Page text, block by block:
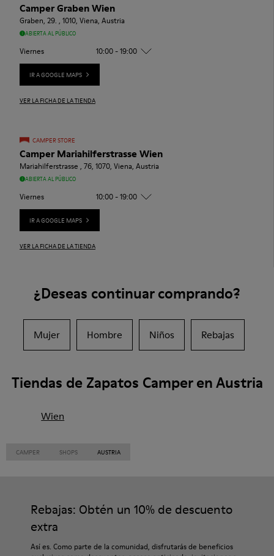
Camper Graben Wien
Graben, 29. , 1010, Viena, Austria
ABIERTA AL PÚBLICO
Viernes 10:00 - 19:00
IR A GOOGLE MAPS
VER LA FICHA DE LA TIENDA
CAMPER STORE
Camper Mariahilferstrasse Wien
Mariahilferstrasse , 76, 1070, Viena, Austria
ABIERTA AL PÚBLICO
Viernes 10:00 - 19:00
IR A GOOGLE MAPS
VER LA FICHA DE LA TIENDA
¿Deseas continuar comprando?
Mujer Hombre Niños Rebajas
Tiendas de Zapatos Camper en Austria
Wien
CAMPER SHOPS AUSTRIA
Rebajas: Obtén un 10% de descuento
extra
Así es. Como parte de la comunidad, disfrutarás de beneficios